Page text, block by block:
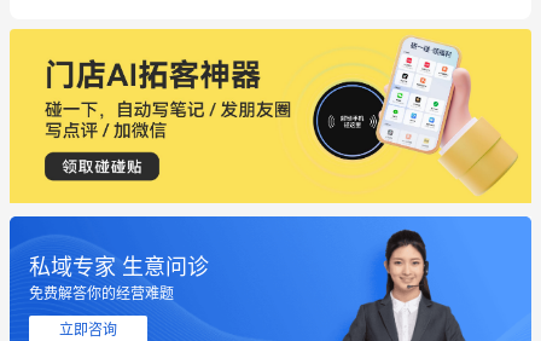
私域专家 生意问诊
免费解答你的经营难题
立即咨询
这个营销策划案例推荐大家看一下